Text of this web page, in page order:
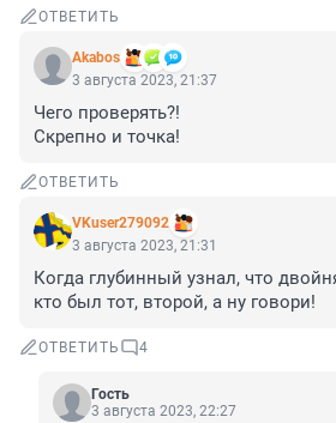
ОТВЕТИТЬ
Akabos
3 августа 2023, 21:37
Чего проверять?!
Скрепно и точка!
ОТВЕТИТЬ
VKuser279092
3 августа 2023, 21:31
Когда глубинный узнал, что
кто был тот, второй, а ну говори!
ОТВЕТИТЬ 4
Гость
3 августа 2023, 22:27